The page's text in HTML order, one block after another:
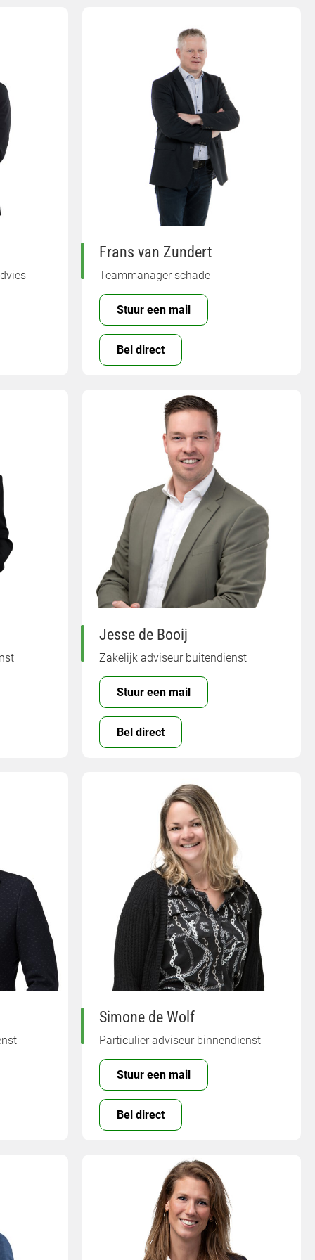
Frans van Zundert
Teammanager schade
Stuur een mail
Bel direct
Jesse de Booij
Zakelijk adviseur buitendienst
Stuur een mail
Bel direct
Simone de Wolf
Particulier adviseur binnendienst
Stuur een mail
Bel direct